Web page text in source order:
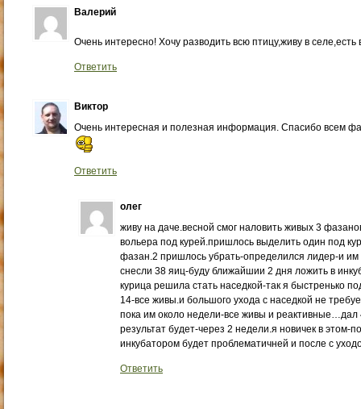
Валерий
Очень интересно! Хочу разводить всю птицу,живу в
Ответить
Виктор
Очень интересная и полезная информация. Спасибо всем
Ответить
олег
живу на даче.весной смог наловить живых 3
вольера под курей.пришлось выделить один под
фазан.2 пришлось убрать-определился лидер-и
снесли 38 яиц-буду ближайшии 2 дня ложить в
курица решила стать наседкой-так я быстренько
14-все живы.и большого ухода с наседкой не
пока им около недели-все живы и
результат будет-через 2 недели.я новичек в этом-
инкубатором будет проблематичней и после с
Ответить